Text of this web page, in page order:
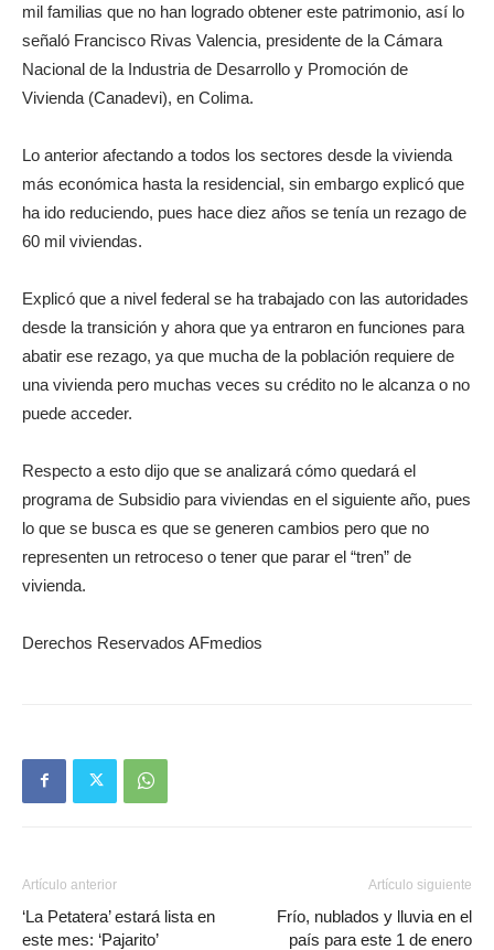
mil familias que no han logrado obtener este patrimonio, así lo
señaló Francisco Rivas Valencia, presidente de la Cámara
Nacional de la Industria de Desarrollo y Promoción de
Vivienda (Canadevi), en Colima.
Lo anterior afectando a todos los sectores desde la vivienda
más económica hasta la residencial, sin embargo explicó que
ha ido reduciendo, pues hace diez años se tenía un rezago de
60 mil viviendas.
Explicó que a nivel federal se ha trabajado con las autoridades
desde la transición y ahora que ya entraron en funciones para
abatir ese rezago, ya que mucha de la población requiere de
una vivienda pero muchas veces su crédito no le alcanza o no
puede acceder.
Respecto a esto dijo que se analizará cómo quedará el
programa de Subsidio para viviendas en el siguiente año, pues
lo que se busca es que se generen cambios pero que no
representen un retroceso o tener que parar el “tren” de
vivienda.
Derechos Reservados AFmedios
Artículo anterior
‘La Petatera’ estará lista en
este mes: ‘Pajarito’
Artículo siguiente
Frío, nublados y lluvia en el
país para este 1 de enero